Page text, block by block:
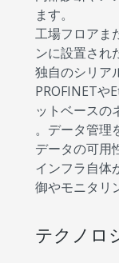
ます。
工場フロアま
ンに設置され
独自のシリア
PROFINETや
ットベースの
。データ管理
データの可用
インフラ自体
御やモニタリ
テクノロ